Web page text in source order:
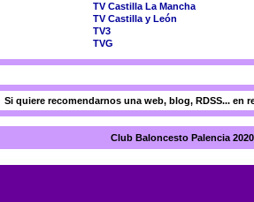
TV Castilla La Mancha
TV Castilla y León
TV3
TVG
Si quiere recomendarnos una web, blog, RDSS...
Club Baloncesto Palencia